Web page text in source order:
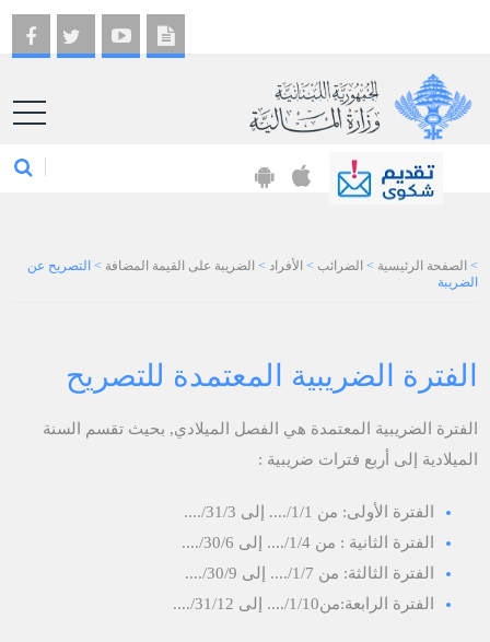
EN
> الصفحة الرئيسية > الضرائب > الأفراد > الضريبة على القيمة المضافة > التصريح عن
الضريبة
الفترة الضريبية المعتمدة للتصريح
الفترة الضريبية المعتمدة هي الفصل الميلادي, بحيث تقسم السنة
الميلادية إلى أربع فترات ضريبية :
الفترة الأولى: من 1/1/.... إلى 31/3/....
الفترة الثانية : من 1/4/.... إلى 30/6/....
الفترة الثالثة: من 1/7/.... إلى 30/9/....
الفترة الرابعة:من1/10/.... إلى 31/12/....